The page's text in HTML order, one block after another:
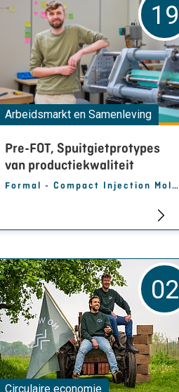
Pre-FOT, Spuitgietprotypes
van productiekwaliteit
Formal - Compact Injection Molding
Arbeidsmarkt en Samenleving
19
Circulaire economie
02